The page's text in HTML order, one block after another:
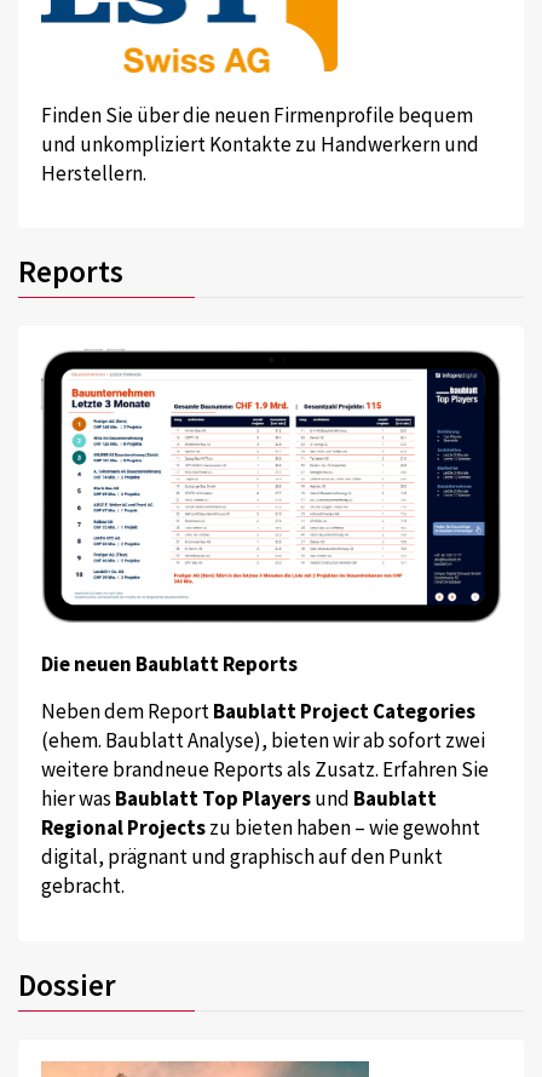
Finden Sie über die neuen Firmenprofile bequem
und unkompliziert Kontakte zu Handwerkern und
Herstellern.
Reports
Die neuen Baublatt Reports
Neben dem ReportBaublatt Project Categories
(ehem. Baublatt Analyse), bieten wir ab sofort zwei
weitere brandneue Reports als Zusatz. Erfahren Sie
hier was Baublatt Top Playersund Baublatt
Regional Projectszu bieten haben – wie gewohnt
digital, prägnant und graphisch auf den Punkt
gebracht.
Dossier